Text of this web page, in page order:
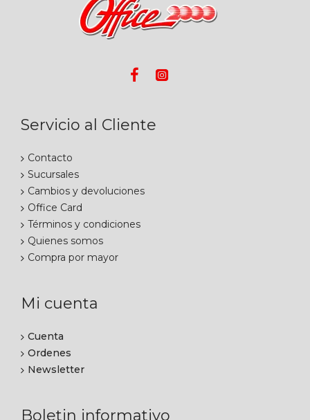
Servicio al Cliente
Contacto
Sucursales
Cambios y devoluciones
Office Card
Términos y condiciones
Quienes somos
Compra por mayor
Mi cuenta
Cuenta
Ordenes
Newsletter
Boletin informativo